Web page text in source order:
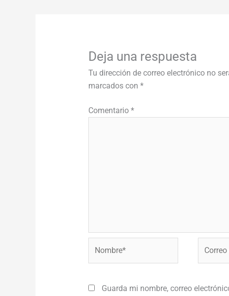
Deja una respuesta
Tu dirección de correo electrónico no
marcados con *
Comentario *
Guarda mi nombre, correo